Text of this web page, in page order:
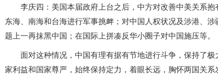
李庆四：美国本届政府上台之后，中方对改善中美关系
东海、南海和台海进行军事挑衅；对中国人权状况及涉港、
题上一再抹黑中国；在国际上拼凑反华小圈子对中国施压等。
面对这种情况，中国有理有据有节地进行斗争，保持了
家利益和国家尊严，始终保持定力，着眼长远，胸怀两国关